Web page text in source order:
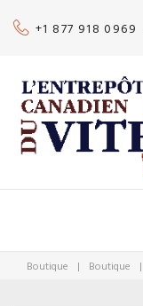
+1 877 918 0969
Boutique | Boutique |